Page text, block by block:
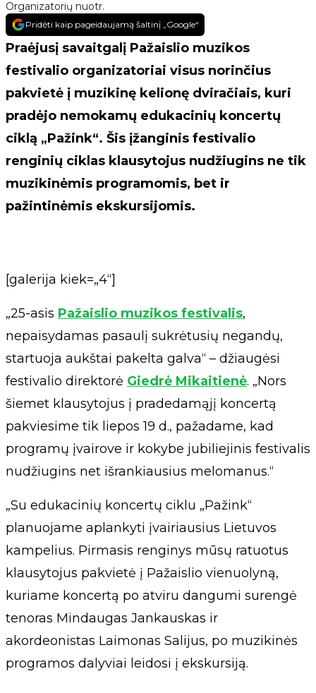
Organizatorių nuotr.
Pridėti kaip pageidaujamą šaltinį „Google“
Praėjusį savaitgalį Pažaislio muzikos
festivalio organizatoriai visus norinčius
pakvietė į muzikinę kelionę dviračiais, kuri
pradėjo nemokamų edukacinių koncertų
ciklą „Pažink“. Šis įžanginis festivalio
renginių ciklas klausytojus nudžiugins ne tik
muzikinėmis programomis, bet ir
pažintinėmis ekskursijomis.
[galerija kiek=„4“]
„25-asis Pažaislio muzikos festivalis,
nepaisydamas pasaulį sukrėtusių negandų,
startuoja aukštai pakelta galva“ – džiaugėsi
festivalio direktorė Giedrė Mikaitienė. „Nors
šiemet klausytojus į pradedamąjį koncertą
pakviesime tik liepos 19 d., pažadame, kad
programų įvairove ir kokybe jubiliejinis festivalis
nudžiugins net išrankiausius melomanus.“
„Su edukacinių koncertų ciklu „Pažink“
planuojame aplankyti įvairiausius Lietuvos
kampelius. Pirmasis renginys mūsų ratuotus
klausytojus pakvietė į Pažaislio vienuolyną,
kuriame koncertą po atviru dangumi surengė
tenoras Mindaugas Jankauskas ir
akordeonistas Laimonas Salijus, po muzikinės
programos dalyviai leidosi į ekskursiją.